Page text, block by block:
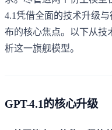
4.1凭借全面的技术升级
布的核心焦点。以下从技
析这一旗舰模型。
GPT-4.1的核心升级